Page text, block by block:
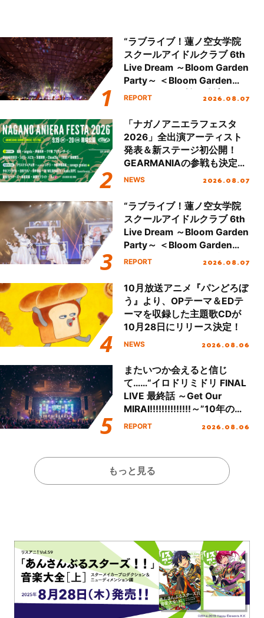
“ラブライブ！蓮ノ空女学院
スクールアイドルクラブ 6th
Live Dream ～Bloom Garden
Party～ ＜Bloom Garden
Party Stage／埼玉公演＞”
REPORT 2026.08.07
「ナガノアニエラフェスタ
2026」全出演アーティスト
発表＆新ステージ初公開！
GEARMANIAの参戦も決定
し、初となる第3ステージの
NEWS 2026.08.07
“ラブライブ！蓮ノ空女学院
スクールアイドルクラブ 6th
Live Dream ～Bloom Garden
Party～ ＜Bloom Garden
Party Stage／埼玉公演＞”
REPORT 2026.08.07
10月放送アニメ『パンどろぼ
う』より、OPテーマ＆EDテ
ーマを収録した主題歌CDが
10月28日にリリース決定！
NEWS 2026.08.06
またいつか会えると信じ
て……“イロドリミドリ FINAL
LIVE 最終話 ～Get Our
MIRAI!!!!!!!!!!!!!!～”10年の活
動を経てファイナルを迎える
REPORT 2026.08.06
もっと見る